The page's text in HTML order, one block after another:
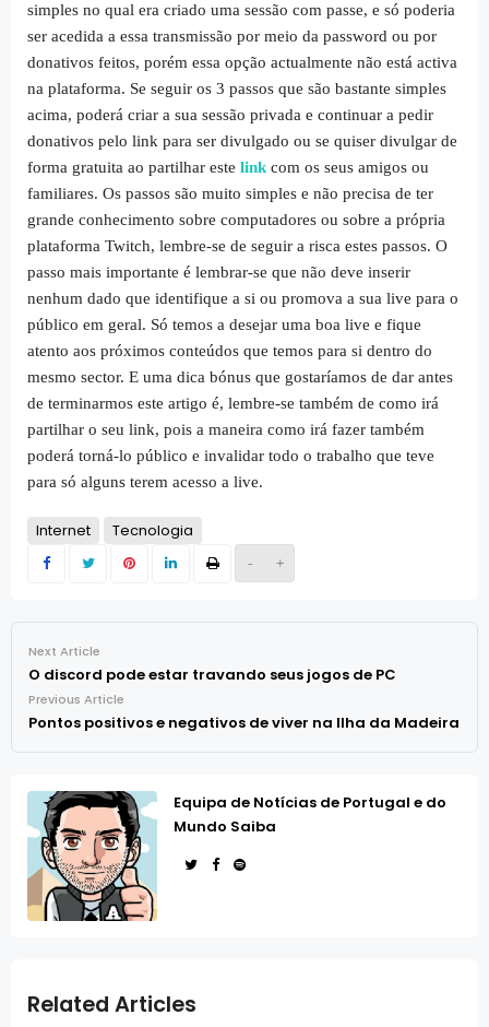
- +
simples no qual era criado uma sessão com passe, e só poderia
ser acedida a essa transmissão por meio da password ou por
donativos feitos, porém essa opção actualmente não está activa
na plataforma. Se seguir os 3 passos que são bastante simples
acima, poderá criar a sua sessão privada e continuar a pedir
donativos pelo link para ser divulgado ou se quiser divulgar de
forma gratuita ao partilhar este link com os seus amigos ou
familiares. Os passos são muito simples e não precisa de ter
grande conhecimento sobre computadores ou sobre a própria
plataforma Twitch, lembre-se de seguir a risca estes passos. O
passo mais importante é lembrar-se que não deve inserir
nenhum dado que identifique a si ou promova a sua live para o
público em geral. Só temos a desejar uma boa live e fique
atento aos próximos conteúdos que temos para si dentro do
mesmo sector. E uma dica bónus que gostaríamos de dar antes
de terminarmos este artigo é, lembre-se também de como irá
partilhar o seu link, pois a maneira como irá fazer também
poderá torná-lo público e invalidar todo o trabalho que teve
para só alguns terem acesso a live.
Internet Tecnologia
Next Article
O discord pode estar travando seus jogos de PC
Previous Article
Pontos positivos e negativos de viver na Ilha da Madeira
Equipa de Notícias de Portugal e do
Mundo Saiba
Related Articles